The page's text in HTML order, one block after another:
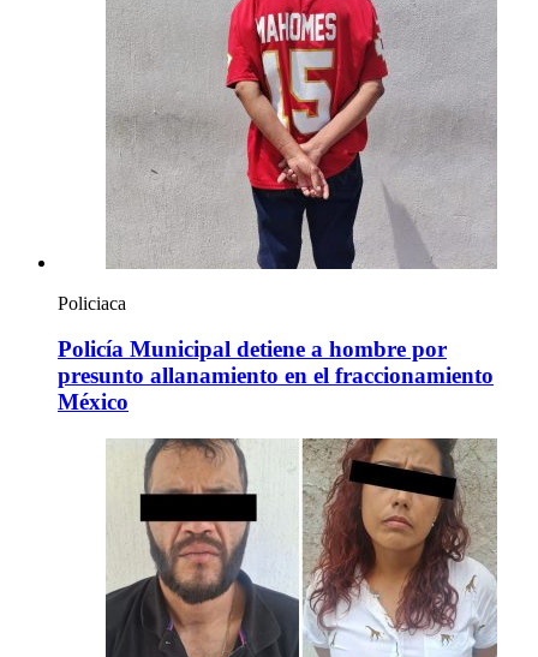
Policiaca
Policía Municipal detiene a hombre por
presunto allanamiento en el fraccionamiento
México